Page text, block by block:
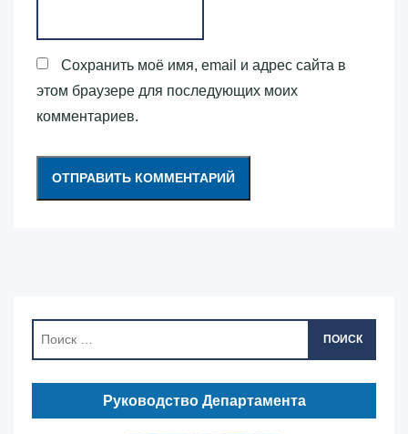
Сохранить моё имя, email и адрес сайта в
этом браузере для последующих моих
комментариев.
ПОИСК
Руководство Департамента